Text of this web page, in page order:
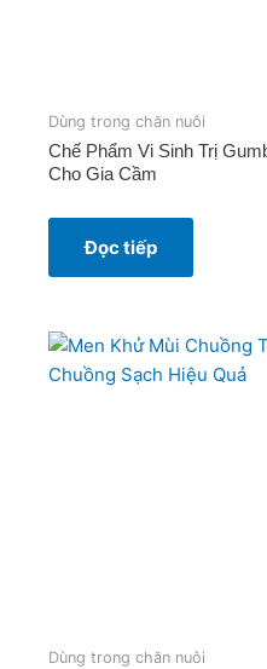
Dùng trong chăn nuôi
Chế Phẩm Vi Sinh Trị
Cho Gia Cầm
Đọc tiếp
Dùng trong chăn nuôi